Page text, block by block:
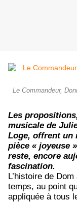
Le Commandeur,
Les
musicale de
Loge, offrent un
pièce « joyeuse
reste, encore
fascination.
L’histoire de
temps, au point
appliquée à tous